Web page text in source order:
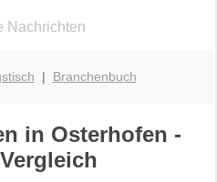
Nachrichten
| Branchenbuch
in Osterhofen -